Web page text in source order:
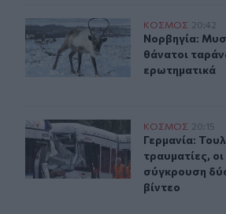
Νορβηγία: Μυστηριώδεις
ΚΟΣΜΟΣ 20:42
Νορβηγία:
Νορβηγία:
θάνατοι
ερωτηματικά
Γερμανία: Τουλάχιστον 25
ΚΟΣΜΟΣ 20:15
Γερμανία:
Γερμανία:
τραυματίες,
σύγκρουση
βίντεο